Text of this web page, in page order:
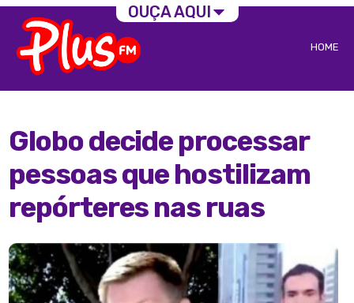
HOME
Globo decide processar
pessoas que hostilizam
repórteres nas ruas
OUÇA AQUI